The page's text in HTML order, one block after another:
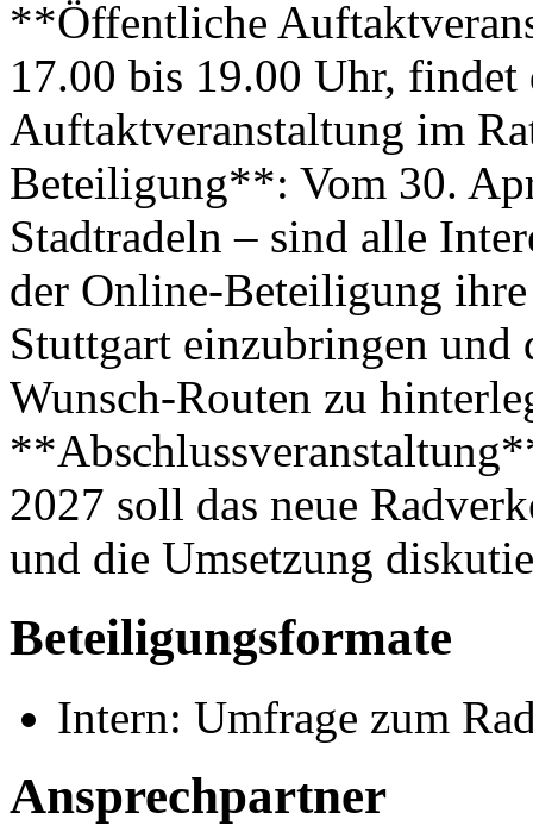
**Öffentliche
17.00 bis 19.00 Uhr,
Auftaktveranstaltung im
Beteiligung**: Vom 30.
Stadtradeln – sind alle
der Online-Beteiligung
Stuttgart einzubringen und
Wunsch-Routen zu
2027 soll das neue
und die Umsetzung
Beteiligungsformate
Intern: Umfrage zum
Ansprechpartner